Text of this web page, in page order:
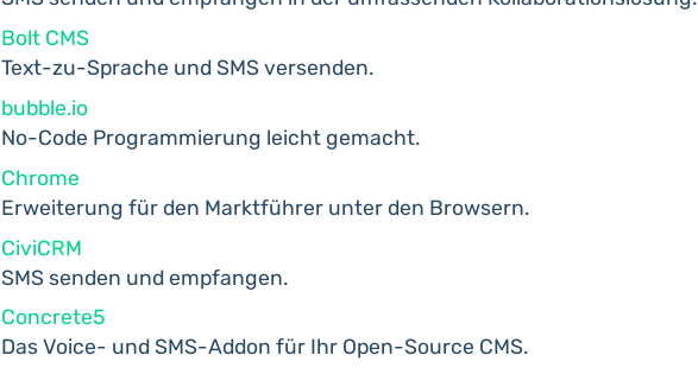
Bolt CMS
Text-zu-Sprache und SMS versenden.
bubble.io
No-Code Programmierung leicht gemacht.
Chrome
Erweiterung für den Marktführer unter den Browsern.
CiviCRM
SMS senden und empfangen.
Concrete5
Das Voice- und SMS-Addon für Ihr Open-Source CMS.